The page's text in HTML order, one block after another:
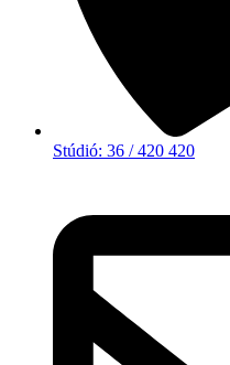
Stúdió: 36 / 420 420